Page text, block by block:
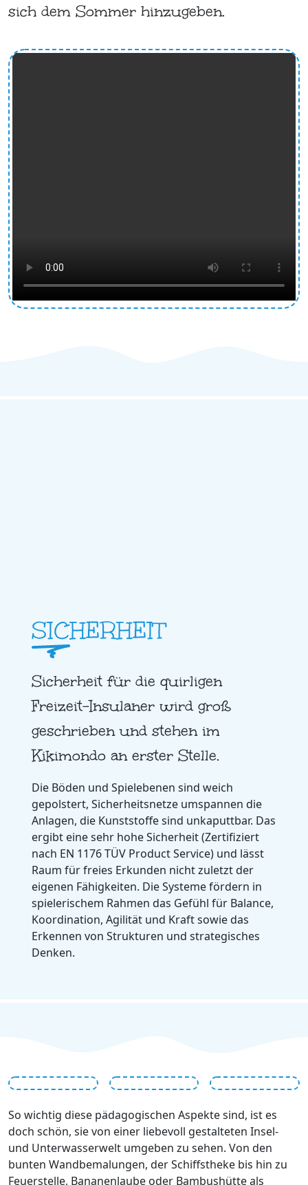
sich dem Sommer hinzugeben.
SICHERHEIT
Sicherheit für die quirligen
Freizeit-Insulaner wird groß
geschrieben und stehen im
Kikimondo an erster Stelle.
Die Böden und Spielebenen sind weich
gepolstert, Sicherheitsnetze umspannen die
Anlagen, die Kunststoffe sind unkaputtbar. Das
ergibt eine sehr hohe Sicherheit (Zertifiziert
nach EN 1176 TÜV Product Service) und lässt
Raum für freies Erkunden nicht zuletzt der
eigenen Fähigkeiten. Die Systeme fördern in
spielerischem Rahmen das Gefühl für Balance,
Koordination, Agilität und Kraft sowie das
Erkennen von Strukturen und strategisches
Denken.
So wichtig diese pädagogischen Aspekte sind, ist es
doch schön, sie von einer liebevoll gestalteten Insel-
und Unterwasserwelt umgeben zu sehen. Von den
bunten Wandbemalungen, der Schiffstheke bis hin zu
Feuerstelle, Bananenlaube oder Bambushütte als